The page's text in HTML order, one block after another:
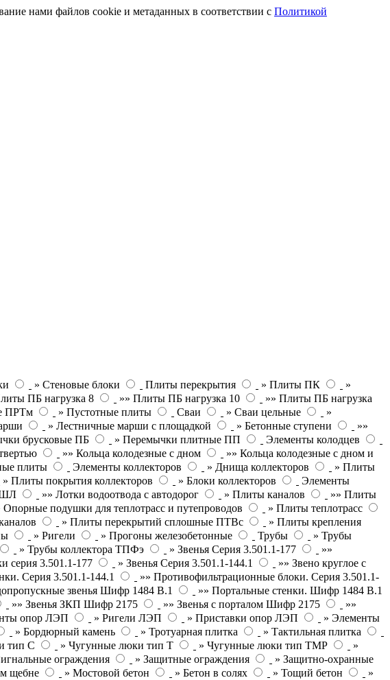
нами файлов cookie и метаданных в соответствии с Политикой
» Стеновые блоки Плиты перекрытия » Плиты ПК
»
ПБ нагрузка 8 »» Плиты ПБ нагрузка 10
»» Плиты ПБ нагрузка
ПРТм » Пустотные плиты Сваи » Сваи цельные
»
» Лестничные марши с площадкой » Бетонные ступени
»»
брусковые ПБ » Перемычки плитные ПП
Элементы колодцев
»» Кольца колодезные с дном
»» Кольца колодезные с дном и
плиты Элементы коллекторов » Днища коллекторов
» Плиты
» Плиты покрытия коллекторов » Блоки коллекторов
Элементы
»» Лотки водоотвода с автодорог » Плиты каналов
»» Плиты
Опорные подушки для теплотрасс и путепроводов
» Плиты теплотрасс
» Плиты перекрытий сплошные ПТВс
» Плиты крепления
» Ригели » Прогоны железобетонные Трубы
» Трубы
» Трубы коллектора ТПФэ » Звенья Серия 3.501.1-177
»»
серия 3.501.1-177 » Звенья Серия 3.501.1-144.1
»» Звено круглое с
Серия 3.501.1-144.1
»» Противофильтрационные блоки. Серия 3.501.1-
звенья Шифр 1484 В.1
»» Портальные стенки. Шифр 1484 В.1
»» Звенья ЗКП Шифр 2175 »» Звенья с порталом Шифр 2175
»»
опор ЛЭП » Ригели ЛЭП » Приставки опор ЛЭП
» Элементы
» Бордюрный камень » Тротуарная плитка
» Тактильная плитка
тип С » Чугунные люки тип Т » Чугунные люки тип ТМР
»
ограждения » Защитные ограждения
» Защитно-охранные
щебне » Мостовой бетон » Бетон в солях » Тощий бетон
»